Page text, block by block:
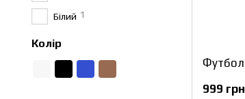
999 грн
Білий 1
Колір